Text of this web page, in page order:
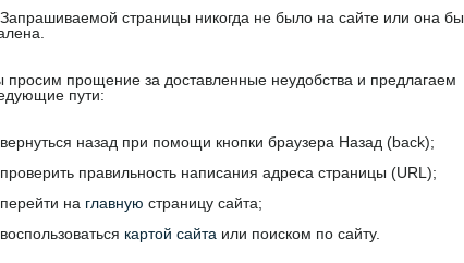
страницы никогда не было на сайте или она
просим прощение за доставленные неудобства и предлагаем
пути:
назад при помощи кнопки браузера Назад (back);
правильность написания адреса страницы (URL);
на главную страницу сайта;
картой сайта или поиском по сайту.